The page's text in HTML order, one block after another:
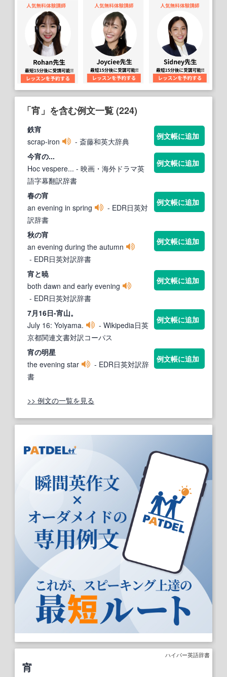
「宵」を含む例文一覧 (224)
鉄宵
scrap-iron
- 斎藤和英大辞典
例文帳に追加
今宵の...
Hoc vespere... - 映画・海外ドラマ英
語字幕翻訳辞書
例文帳に追加
春の宵
an evening in spring
- EDR日英対
訳辞書
例文帳に追加
秋の宵
an evening during the autumn
- EDR日英対訳辞書
例文帳に追加
宵と暁
both dawn and early evening
- EDR日英対訳辞書
例文帳に追加
7月16日-宵山。
July 16: Yoiyama.
- Wikipedia日英
京都関連文書対訳コーパス
例文帳に追加
宵の明星
the evening star
- EDR日英対訳辞
書
例文帳に追加
>> 例文の一覧を見る
ハイパー英語辞書
宵